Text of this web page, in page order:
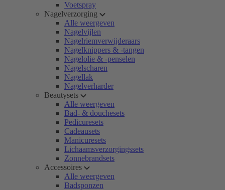
Voetspray
Nagelverzorging
Alle weergeven
Nagelvijlen
Nagelriemverwijderaars
Nagelknippers & -tangen
Nagelolie & -penselen
Nagelscharen
Nagellak
Nagelverharder
Beautysets
Alle weergeven
Bad- & douchesets
Pedicuresets
Cadeausets
Manicuresets
Lichaamsverzorgingssets
Zonnebrandsets
Accessoires
Alle weergeven
Badsponzen